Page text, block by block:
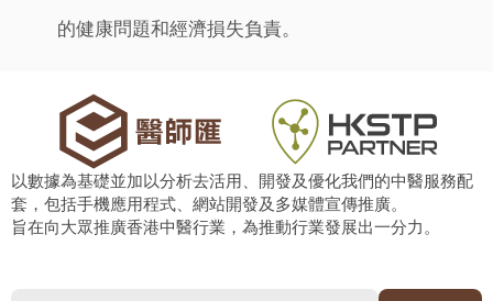
的健康問題和經濟損失負責。
以數據為基礎並加以分析去活用、開發及優化我們的中醫服務配
套，包括手機應用程式、網站開發及多媒體宣傳推廣。
旨在向大眾推廣香港中醫行業，為推動行業發展出一分力。